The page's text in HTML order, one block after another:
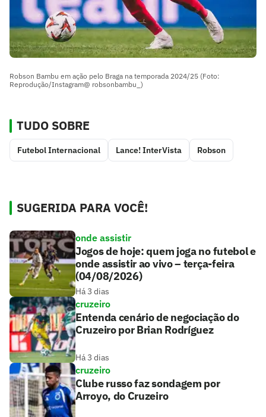
Robson Bambu em ação pelo Braga na temporada 2024/25 (Foto:
Reprodução/Instagram@ robsonbambu_)
TUDO SOBRE
Futebol Internacional Lance! InterVista Robson
SUGERIDA PARA VOCÊ!
onde assistir
Jogos de hoje: quem joga no futebol e
onde assistir ao vivo – terça-feira
(04/08/2026)
Há 3 dias
cruzeiro
Entenda cenário de negociação do
Cruzeiro por Brian Rodríguez
Há 3 dias
cruzeiro
Clube russo faz sondagem por
Arroyo, do Cruzeiro